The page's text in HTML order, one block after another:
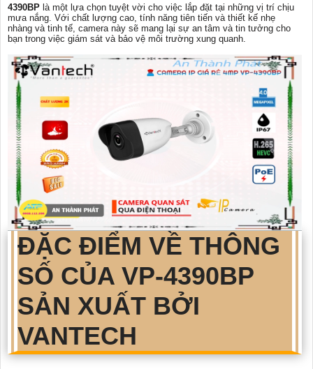
4390BP là một lựa chọn tuyệt vời cho việc lắp đặt tại những vị trí chịu
mưa nắng. Với chất lượng cao, tính năng tiên tiến và thiết kế nhẹ
nhàng và tinh tế, camera này sẽ mang lại sự an tâm và tin tưởng cho
bạn trong việc giám sát và bảo vệ môi trường xung quanh.
ĐẶC ĐIỂM VỀ THÔNG
SỐ CỦA VP-4390BP
SẢN XUẤT BỞI
VANTECH